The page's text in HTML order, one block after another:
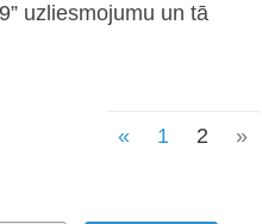
uzliesmojumu un tā
« 1 2 »